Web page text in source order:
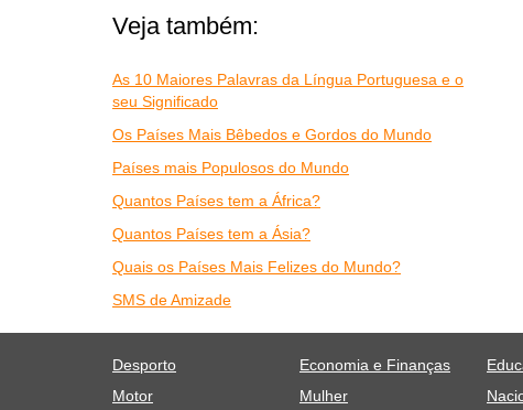
Veja também:
As 10 Maiores Palavras da Língua Portuguesa e o
seu Significado
Os Países Mais Bêbedos e Gordos do Mundo
Países mais Populosos do Mundo
Quantos Países tem a África?
Quantos Países tem a Ásia?
Quais os Países Mais Felizes do Mundo?
SMS de Amizade
Desporto Economia e Finanças
Motor
Mulher